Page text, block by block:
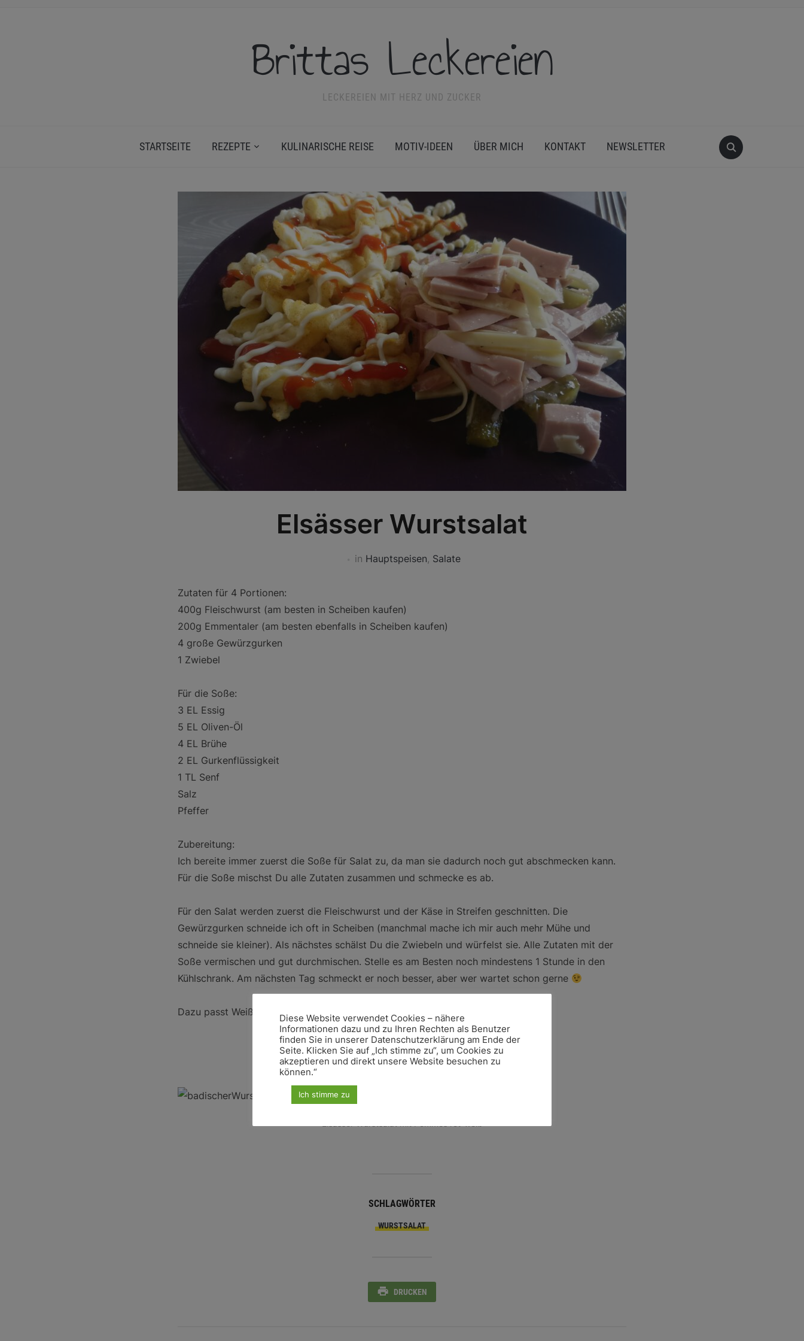
Brittas Leckereien
LECKEREIEN MIT HERZ UND ZUCKER
STARTSEITE REZEPTE KULINARISCHE REISE MOTIV-IDEEN ÜBER MICH KONTAKT NEWSLETTER
Elsässer Wurstsalat
in Hauptspeisen, Salate
Zutaten für 4 Portionen:
400g Fleischwurst (am besten in Scheiben kaufen)
200g Emmentaler (am besten ebenfalls in Scheiben kaufen)
4 große Gewürzgurken
1 Zwiebel
Für die Soße:
3 EL Essig
5 EL Oliven-Öl
4 EL Brühe
2 EL Gurkenflüssigkeit
1 TL Senf
Salz
Pfeffer
Zubereitung:
Ich bereite immer zuerst die Soße für Salat zu, da man sie dadurch noch gut abschmecken kann.
Für die Soße mischst Du alle Zutaten zusammen und schmecke es ab.
Für den Salat werden zuerst die Fleischwurst und der Käse in Streifen geschnitten. Die
Gewürzgurken schneide ich oft in Scheiben (manchmal mache ich mir auch mehr Mühe und
schneide sie kleiner). Als nächstes schälst Du die Zwiebeln und würfelst sie. Alle Zutaten mit der
Soße vermischen und gut durchmischen. Stelle es am Besten noch mindestens 1 Stunde in den
Kühlschrank. Am nächsten Tag schmeckt er noch besser, aber wer wartet schon gerne
Dazu passt Weißbrot oder Pommes mit Ketchup und Mayo.
SCHLAGWÖRTER
WURSTSALAT
DRUCKEN
Diese Website verwendet Cookies – nähere
Informationen dazu und zu Ihren Rechten als Benutzer
finden Sie in unserer Datenschutzerklärung am Ende der
Seite. Klicken Sie auf „Ich stimme zu“, um Cookies zu
akzeptieren und direkt unsere Website besuchen zu
können.“
Ich stimme zu